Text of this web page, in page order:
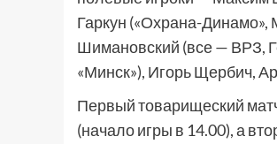
Гаркун («Охрана-
Шимановский (все — ВРЗ,
«Минск»), Игорь Щербич,
Первый товарищеский
(начало игры в 14.00), а